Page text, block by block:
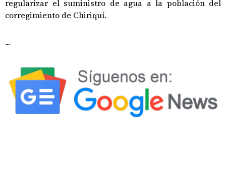
regularizar el suministro de agua a la población del
corregimiento de Chiriquí.
...